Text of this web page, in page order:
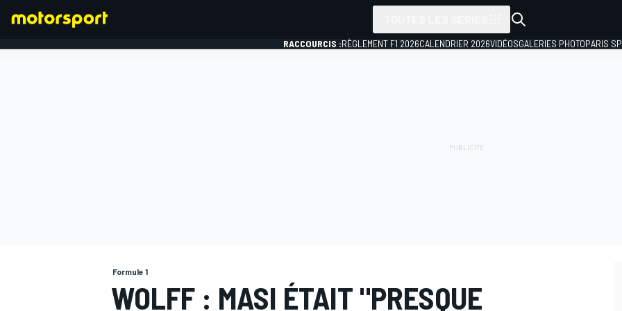
RACCOURCIS :RÈGLEMENT F1 2026CALENDRIER 2026VIDÉOSGALERIES PHOTOPARIS
Formule 1
WOLFF : MASI ÉTAIT "PRESQUE